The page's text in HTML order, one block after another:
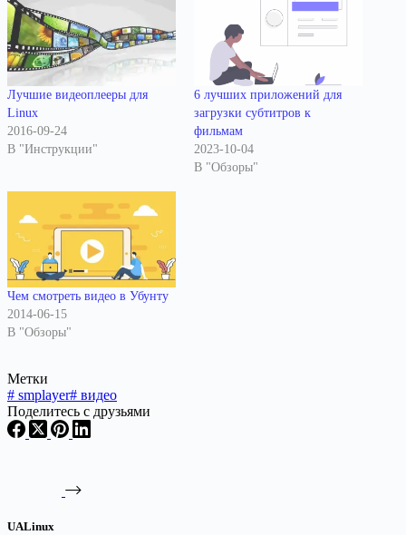
Лучшие видеоплееры для
Linux
2016-09-24
В "Инструкции"
6 лучших приложений для
загрузки субтитров к
фильмам
2023-10-04
В "Обзоры"
Чем смотреть видео в Убунту
2014-06-15
В "Обзоры"
Метки
# smplayer# видео
Поделитесь с друзьями
UALinux